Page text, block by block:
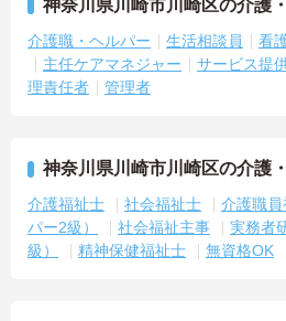
神奈川県川崎市川崎区の介護
介護職・ヘルパー 生活相談員 看
主任ケアマネジャー
サービス提
理責任者
管理者
神奈川県川崎市川崎区の介護
介護福祉士 社会福祉士
介護職
パー2級）
社会福祉主事
実務者
級）
精神保健福祉士 無資格OK